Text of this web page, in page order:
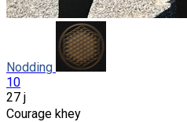
Nodding
10
27 j
Courage khey